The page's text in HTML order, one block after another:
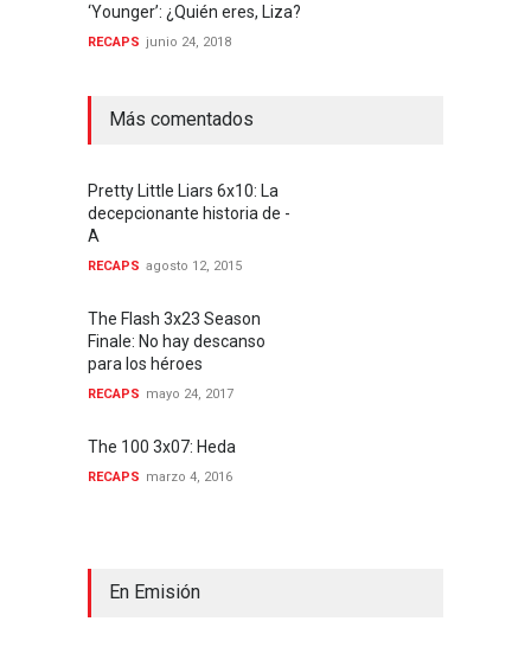
‘Younger’: ¿Quién eres, Liza?
RECAPS junio 24, 2018
Más comentados
Pretty Little Liars 6x10: La
decepcionante historia de -
A
RECAPS agosto 12, 2015
The Flash 3x23 Season
Finale: No hay descanso
para los héroes
RECAPS mayo 24, 2017
The 100 3x07: Heda
RECAPS marzo 4, 2016
En Emisión